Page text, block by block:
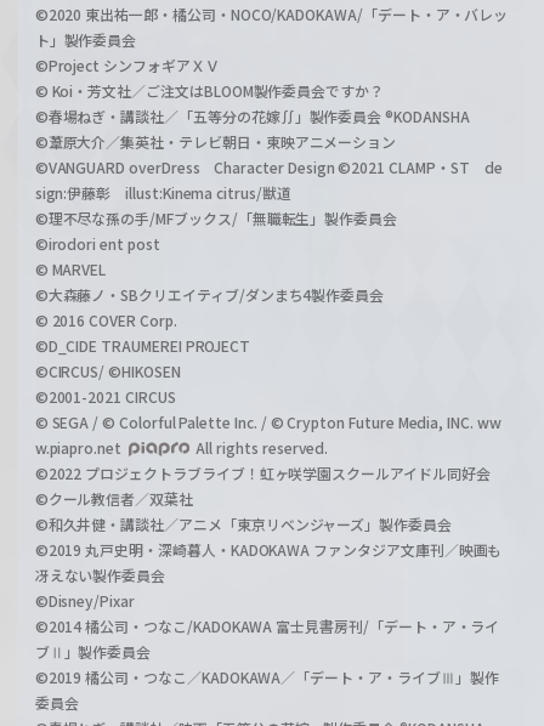
©2020 東出祐一郎・橘公司・NOCO/KADOKAWA/「デート・ア・バレッ
ト」製作委員会
©Project シンフォギアＸＶ
© Koi・芳文社／ご注文はBLOOM製作委員会ですか？
©春場ねぎ・講談社／「五等分の花嫁∬」製作委員会 ®KODANSHA
©葦原大介／集英社・テレビ朝日・東映アニメーション
©VANGUARD overDress Character Design ©2021 CLAMP・ST de
sign:伊藤彰 illust:Kinema citrus/獣道
©理不尽な孫の手/MFブックス/「無職転生」製作委員会
©irodori ent post
© MARVEL
©大森藤ノ・SBクリエイティブ/ダンまち4製作委員会
© 2016 COVER Corp.
©D_CIDE TRAUMEREI PROJECT
©CIRCUS/ ©HIKOSEN
©2001-2021 CIRCUS
© SEGA / © Colorful Palette Inc. / © Crypton Future Media, INC. ww
w.piapro.net
All rights reserved.
©2022 プロジェクトラブライブ！虹ヶ咲学園スクールアイドル同好会
©クール教信者／双葉社
©和久井健・講談社／アニメ「東京リベンジャーズ」製作委員会
©2019 丸戸史明・深崎暮人・KADOKAWA ファンタジア文庫刊／映画も
冴えない製作委員会
©Disney/Pixar
©2014 橘公司・つなこ/KADOKAWA 富士見書房刊/「デート・ア・ライ
ブⅡ」製作委員会
©2019 橘公司・つなこ／KADOKAWA／「デート・ア・ライブⅢ」製作
委員会